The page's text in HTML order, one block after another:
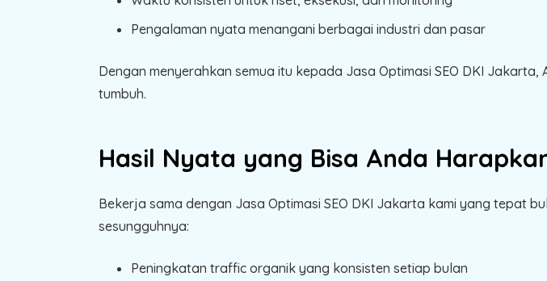
Pengalaman nyata menangani berbagai industri dan pasar
Dengan menyerahkan semua itu kepada Jasa Optimasi SEO DKI
tumbuh.
Hasil Nyata yang Bisa Anda
Bekerja sama dengan Jasa Optimasi SEO DKI Jakarta kami yang tepat
sesungguhnya:
Peningkatan traffic organik yang konsisten setiap bulan